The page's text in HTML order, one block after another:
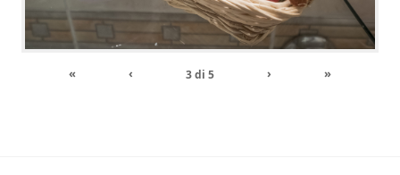
« ‹ 3di 5 › »